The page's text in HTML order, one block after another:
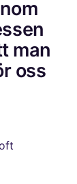
man
oss